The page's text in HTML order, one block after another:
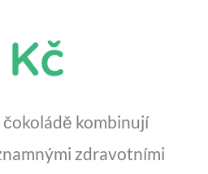
čokoládě kombinují
zdravotními